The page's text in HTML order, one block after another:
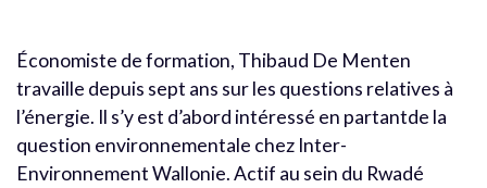
Économiste de formation, Thibaud De Menten
travaille depuis sept ans sur les questions relatives à
l’énergie. Il s’y est d’abord intéressé en partantde la
question environnementale chez Inter-
Environnement Wallonie. Actif au sein du Rwadé